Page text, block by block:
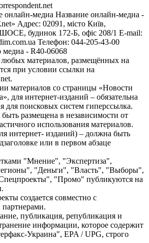
онлайн-медиа Название онлайн-медиа -
Адрес: 02091, місто Київ,
будинок 172-Б, офіс 208/1 E-mail:
Телефон: 044-205-43-00
- R40-06068
материалов, размещённых на
при условии ссылки на
материалов со страницы «Новости
для интернет-изданий – обязательна
для поисковых систем гиперссылка.
размещена в независимости от
использования материалов.
интернет- изданий) – должна быть
или в первом абзаце
"Мнение", "Экспертиза",
"Деньги", "Власть", "Выборы",
"Промо" публикуются на
создается совместно с
публикация, републикация и
информации, которое содержит
Украина", EPA / UPG, строго